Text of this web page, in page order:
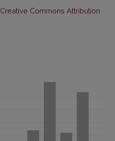
Creative Commons Attribution